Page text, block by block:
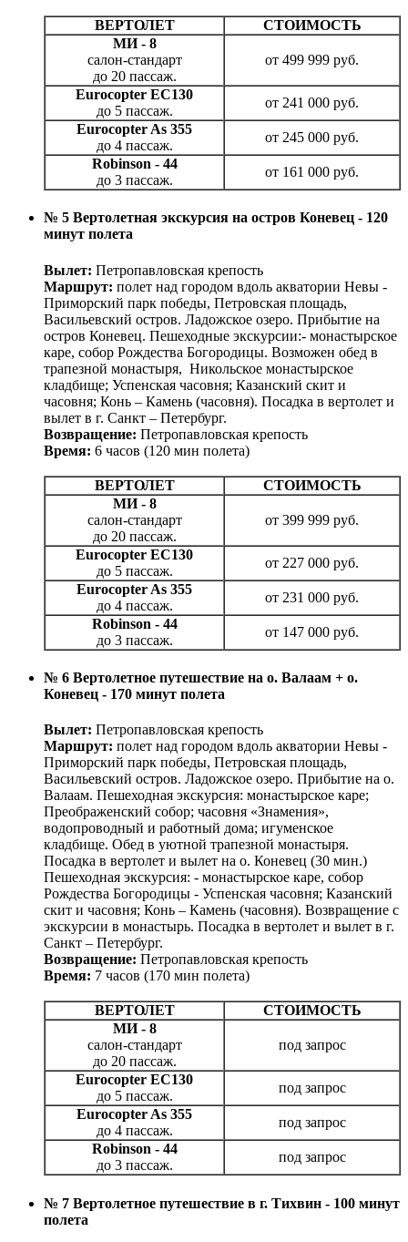
ВЕРТОЛЕТ
СТОИМОСТЬ
МИ - 8
салон-стандарт
до 20 пассаж.
от 499 999 руб.
Eurocopter EC130
до 5 пассаж.
от 241 000 руб.
Eurocopter As 355
до 4 пассаж.
от 245 000 руб.
Robinson - 44
до 3 пассаж.
от 161 000 руб.
№ 5 Вертолетная экскурсия на остров Коневец - 120
минут полета
Вылет: Петропавловская крепость
Маршрут: полет над городом вдоль акватории Невы -
Приморский парк победы, Петровская площадь,
Васильевский остров. Ладожское озеро. Прибытие на
остров Коневец. Пешеходные экскурсии:- монастырское
каре, собор Рождества Богородицы. Возможен обед в
трапезной монастыря, Никольское монастырское
кладбище; Успенская часовня; Казанский скит и
часовня; Конь – Камень (часовня). Посадка в вертолет и
вылет в г. Санкт – Петербург.
Возвращение: Петропавловская крепость
Время: 6 часов (120 мин полета)
ВЕРТОЛЕТ
СТОИМОСТЬ
МИ - 8
салон-стандарт
до 20 пассаж.
от 399 999 руб.
Eurocopter EC130
до 5 пассаж.
от 227 000 руб.
Eurocopter As 355
до 4 пассаж.
от 231 000 руб.
Robinson - 44
до 3 пассаж.
от 147 000 руб.
№ 6 Вертолетное путешествие на о. Валаам + о.
Коневец - 170 минут полета
Вылет: Петропавловская крепость
Маршрут: полет над городом вдоль акватории Невы -
Приморский парк победы, Петровская площадь,
Васильевский остров. Ладожское озеро. Прибытие на о.
Валаам. Пешеходная экскурсия: монастырское каре;
Преображенский собор; часовня «Знамения»,
водопроводный и работный дома; игуменское
кладбище. Обед в уютной трапезной монастыря.
Посадка в вертолет и вылет на о. Коневец (30 мин.)
Пешеходная экскурсия: - монастырское каре, собор
Рождества Богородицы - Успенская часовня; Казанский
скит и часовня; Конь – Камень (часовня). Возвращение с
экскурсии в монастырь. Посадка в вертолет и вылет в г.
Санкт – Петербург.
Возвращение: Петропавловская крепость
Время: 7 часов (170 мин полета)
ВЕРТОЛЕТ
СТОИМОСТЬ
МИ - 8
салон-стандарт
до 20 пассаж.
под запрос
Eurocopter EC130
до 5 пассаж.
под запрос
Eurocopter As 355
до 4 пассаж.
под запрос
Robinson - 44
до 3 пассаж.
под запрос
№ 7 Вертолетное путешествие в г. Тихвин - 100 минут
полета